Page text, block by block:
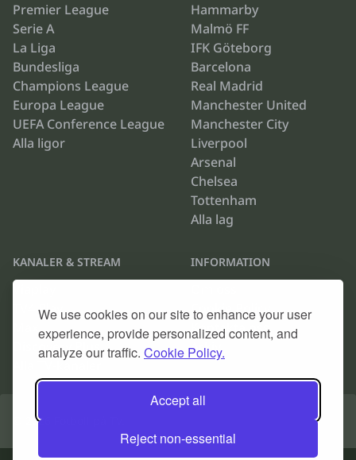
We use cookies on our site to enhance your user
experience, provide personalized content, and
analyze our traffic. Cookie Policy.
Accept all
Reject non-essential
Premier League
Serie A
La Liga
Bundesliga
Champions League
Europa League
UEFA Conference League
Alla ligor
Hammarby
Malmö FF
IFK Göteborg
Barcelona
Real Madrid
Manchester United
Manchester City
Liverpool
Arsenal
Chelsea
Tottenham
Alla lag
KANALER & STREAM
TV4 Play
Discovery Plus
Alla TV-kanaler
INFORMATION
Cookie Policy
Kontakta oss
Arkiv
© 2026